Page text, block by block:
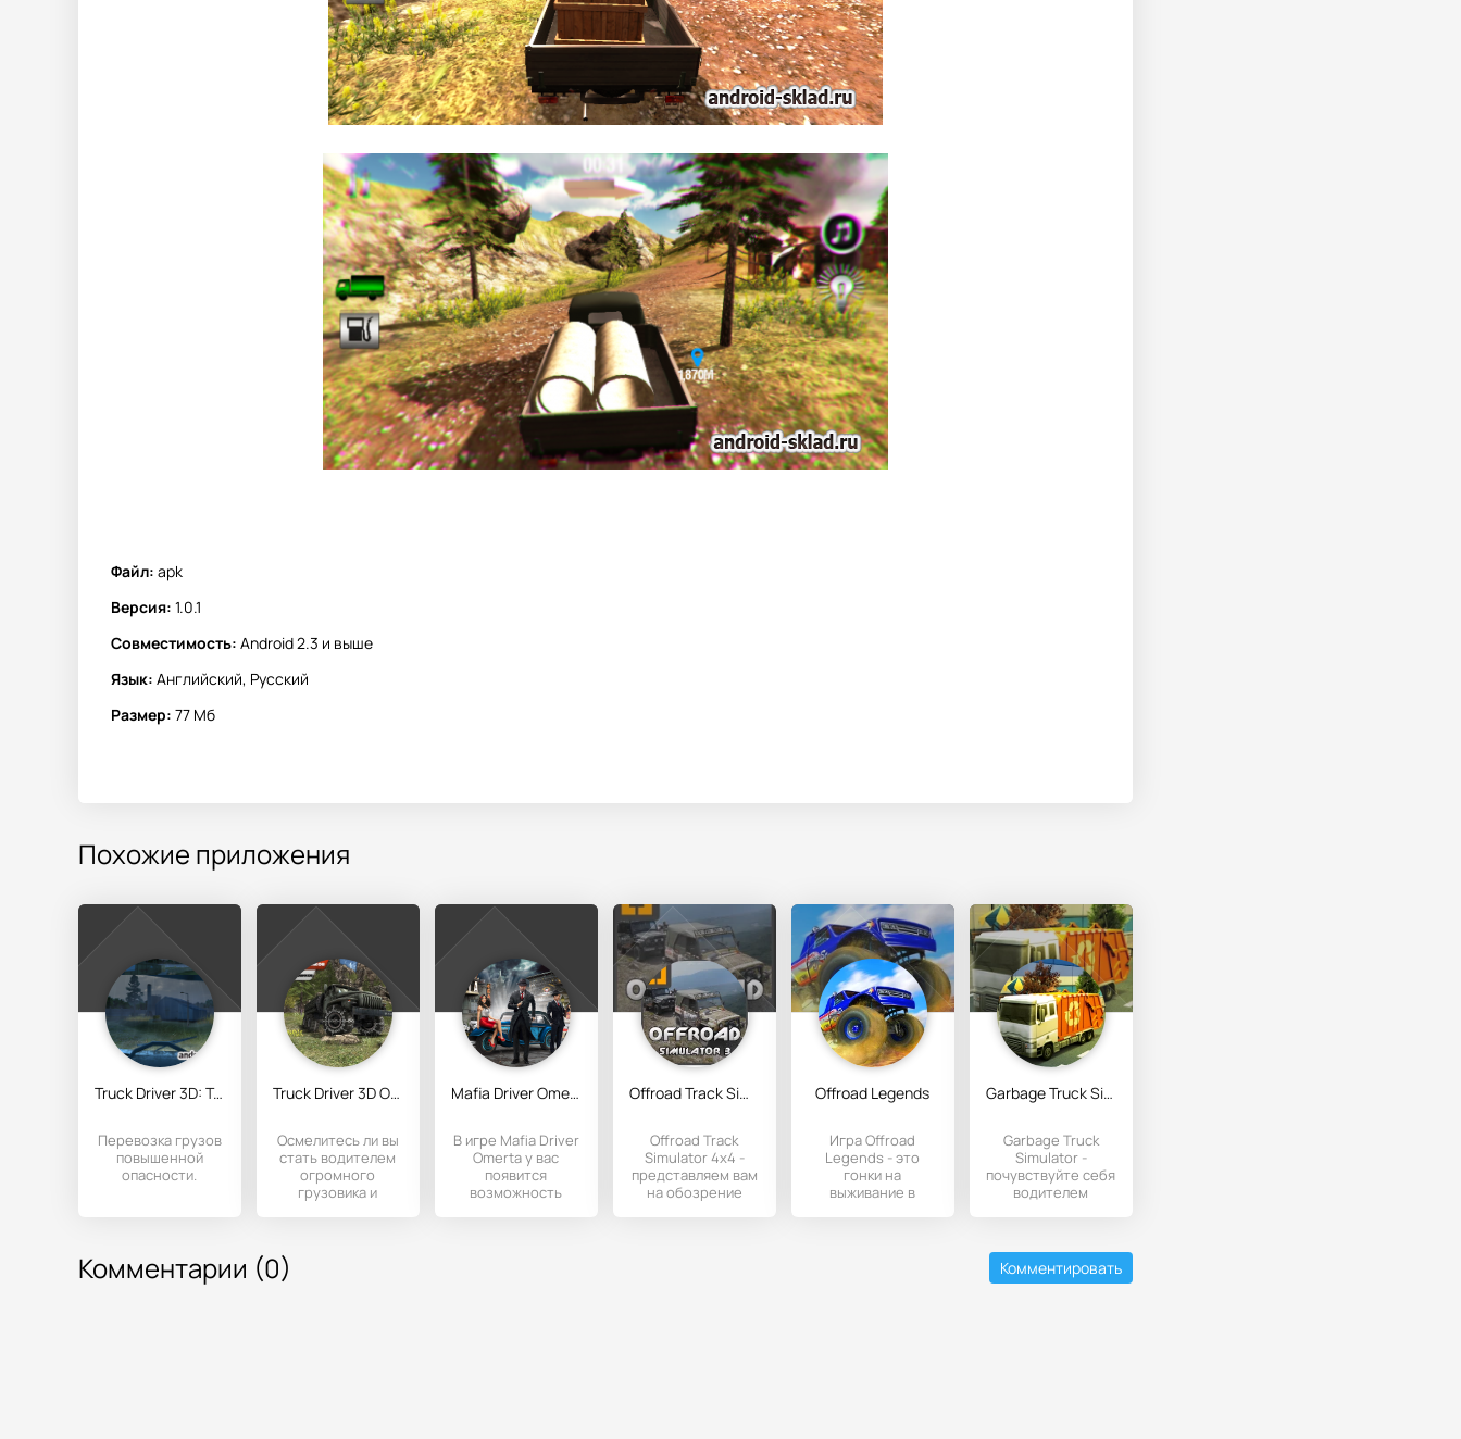
Файл: apk
Версия: 1.0.1
Совместимость: Android 2.3 и выше
Язык: Английский, Русский
Размер: 77 Мб
Похожие приложения
Truck Driver 3D: Transporter
Перевозка грузов
повышенной
опасности.
Truck Driver 3D Offroad
Осмелитесь ли вы
стать водителем
огромного
грузовика и
Mafia Driver Omerta
В игре Mafia Driver
Omerta у вас
появится
возможность
Offroad Track Simulator 4x4
Offroad Track
Simulator 4x4 -
представляем вам
на обозрение
Offroad Legends
Игра Offroad
Legends - это
гонки на
выживание в
Garbage Truck Simulator
Garbage Truck
Simulator -
почувствуйте себя
водителем
мусор по
Комментарии (0) Комментировать